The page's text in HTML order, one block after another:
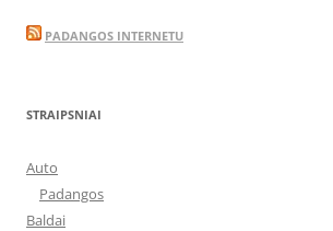
PADANGOS INTERNETU
STRAIPSNIAI
Auto
Padangos
Baldai